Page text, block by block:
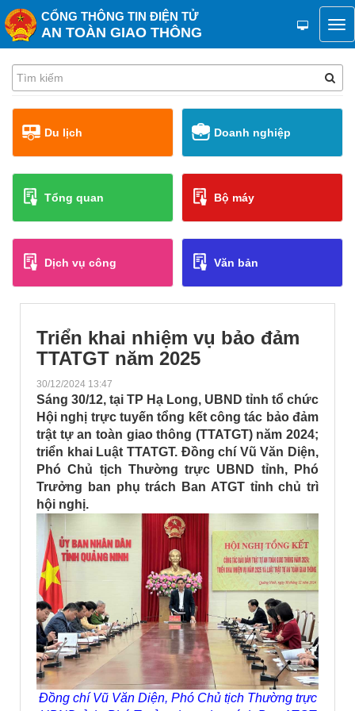
CỔNG THÔNG TIN ĐIỆN TỬ
AN TOÀN GIAO THÔNG
Du lịch Doanh nghiệp
Tổng quan Bộ máy
Dịch vụ công Văn bản
Triển khai nhiệm vụ bảo đảm
TTATGT năm 2025
30/12/2024 13:47
Sáng 30/12, tại TP Hạ Long, UBND tỉnh tổ chức
Hội nghị trực tuyến tổng kết công tác bảo đảm
trật tự an toàn giao thông (TTATGT) năm 2024;
triển khai Luật TTATGT. Đồng chí Vũ Văn Diện,
Phó Chủ tịch Thường trực UBND tỉnh, Phó
Trưởng ban phụ trách Ban ATGT tỉnh chủ trì
hội nghị.
Đồng chí Vũ Văn Diện, Phó Chủ tịch Thường trực